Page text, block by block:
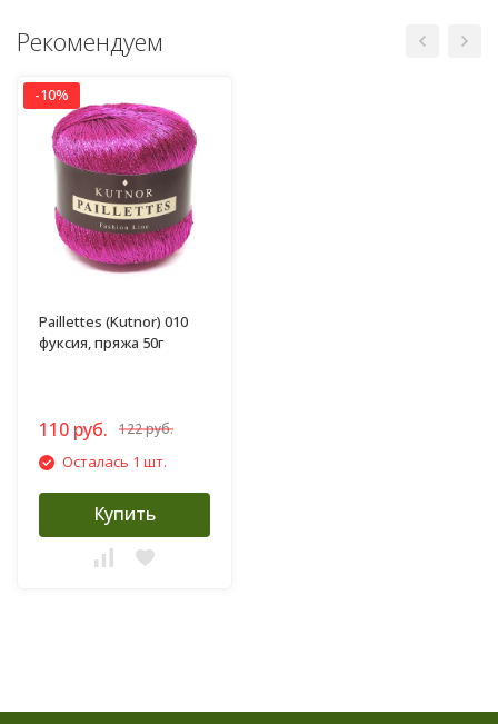
Рекомендуем
-10%
Paillettes (Kutnor) 010
фуксия, пряжа 50г
110 руб. 122 руб.
Осталась 1 шт.
Купить